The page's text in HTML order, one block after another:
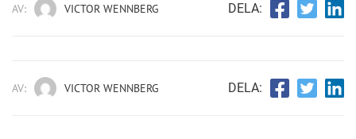
AV: VICTOR WENNBERG DELA:
AV: VICTOR WENNBERG DELA: